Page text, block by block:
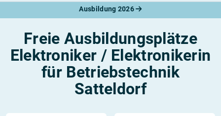
Ausbildung 2026
Freie Ausbildungsplätze
Elektroniker / Elektronikerin
für Betriebstechnik
Satteldorf